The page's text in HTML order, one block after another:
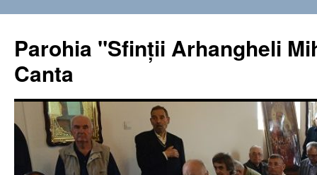
conținut
Parohia "Sfinţii Arhangheli
Canta